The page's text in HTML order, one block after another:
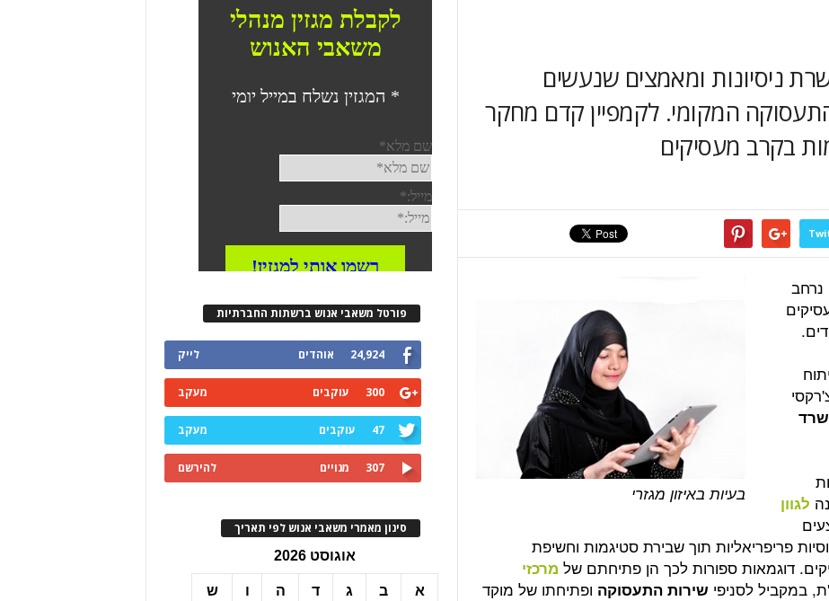
ניסיונות ומאמצים שנעשים
המקומי. לקמפיין קדם מחקר
בקרב מעסיקים
בעיות באיזון מגזרי
נרחב
לגוון
פריפריאליות תוך שבירת סטיגמות וחשיפת
דוגמאות ספורות לכך הן פתיחתם של מרכזי
במקביל לסניפי שירות התעסוקה ופתיחתו של מוקד
פורטל משאבי אנוש ברשתות החברתיות
24,924 אוהדים לייק
300 עוקבים מעקב
47 עוקבים מעקב
307 מנויים להירשם
סינון מאמרי משאבי אנוש לפי תאריך
אוגוסט 2026
א ב ג ד ה ו ש